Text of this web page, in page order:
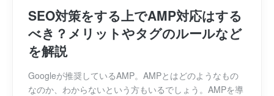
SEO対策をする上でAMP対応はする
べき？メリットやタグのルールなど
を解説
Googleが推奨しているAMP。AMPとはどのようなもの
なのか、わからないという方もいるでしょう。AMPを導